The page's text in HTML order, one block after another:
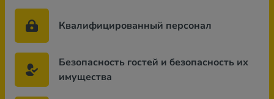
Квалифицированный персонал
Безопасность гостей и безопасность их
имущества